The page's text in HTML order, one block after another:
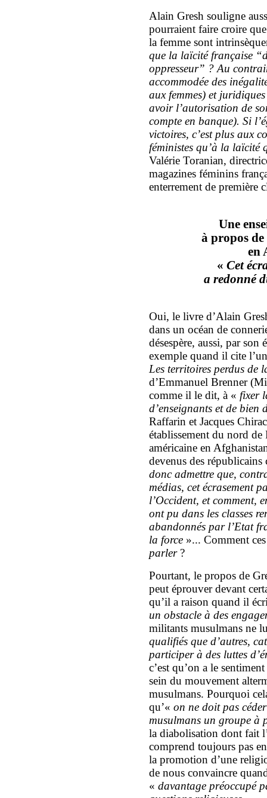
Alain Gresh souligne
pourraient faire croire
la femme sont
que la laïcité française
oppresseur” ? Au
accommodée des
aux femmes) et
avoir l’autorisation de
compte en banque). Si
victoires, c’est plus aux
féministes qu’à la laïcité
Valérie Toranian,
magazines féminins
enterrement de première
Une
à propos
en
« Cet
a redonné
Oui, le livre d’Alain
dans un océan de
désespère, aussi, par
exemple quand il cite
Les territoires perdus de
d’Emmanuel Brenner
comme il le dit, à « fixer
d’enseignants et de bien
Raffarin et Jacques
établissement du nord de
américaine en
devenus des
donc admettre que,
médias, cet écrasement
l’Occident, et comment,
ont pu dans les classes
abandonnés par l’Etat
la force »... Comment
parler?
Pourtant, le propos de
peut éprouver devant
qu’il a raison quand il
un obstacle à des
militants musulmans ne
qualifiés que d’autres,
participer à des luttes
c’est qu’on a le
sein du mouvement
musulmans. Pourquoi
qu’« on ne doit pas
musulmans un groupe à
la diabolisation dont fait
comprend toujours pas
la promotion d’une
de nous convaincre
« davantage préoccupé